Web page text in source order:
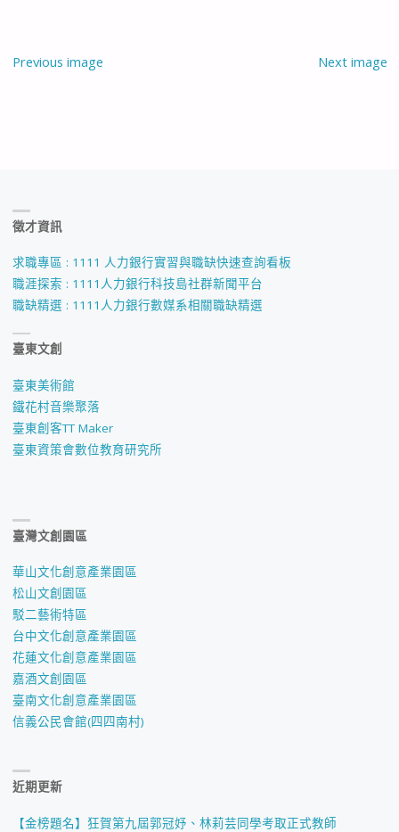
Previous image Next image
徵才資訊
求職專區 : 1111 人力銀行實習與職缺快速查詢看板
職涯探索 : 1111人力銀行科技島社群新聞平台
職缺精選 : 1111人力銀行數媒系相關職缺精選
臺東文創
臺東美術館
鐵花村音樂聚落
臺東創客TT Maker
臺東資策會數位教育研究所
臺灣文創園區
華山文化創意產業園區
松山文創園區
駁二藝術特區
台中文化創意產業園區
花蓮文化創意產業園區
嘉酒文創園區
臺南文化創意產業園區
信義公民會館(四四南村)
近期更新
【金榜題名】狂賀第九屆郭冠妤、林莉芸同學考取正式教師